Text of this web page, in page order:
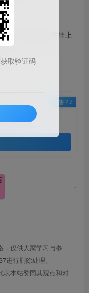
发布笔记的时候挂上
小红书蓝海赛道，婚书定制搬运高客单价玩法，轻松月入5000+
已售 47
，仅供大家学习与参
进行删除处理。
表本站赞同其观点和对
获取验证码